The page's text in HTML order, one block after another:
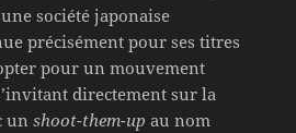
société japonaise
précisément pour ses titres
pour un mouvement
directement sur la
unshoot-them-up au nom